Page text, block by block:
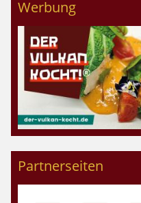
Werbung
Partnerseiten